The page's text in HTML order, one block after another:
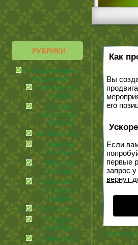
РУБРИКИ
Альтернативная
медицина
Беременность
и дети
болезни
внутренних
органов
болезни кожи
Женские
болезни
Мужские
болезни
Позвоночник,
суставы и
травмы
Польза соков
Ресурсы
природы
Стоматология
Как
Вы
его
Если
первые
запрос
вернут